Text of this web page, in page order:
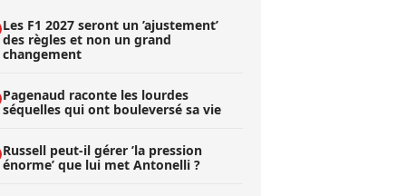
Les F1 2027 seront un ’ajustement’
des règles et non un grand
changement
Pagenaud raconte les lourdes
séquelles qui ont bouleversé sa vie
Russell peut-il gérer ’la pression
énorme’ que lui met Antonelli ?